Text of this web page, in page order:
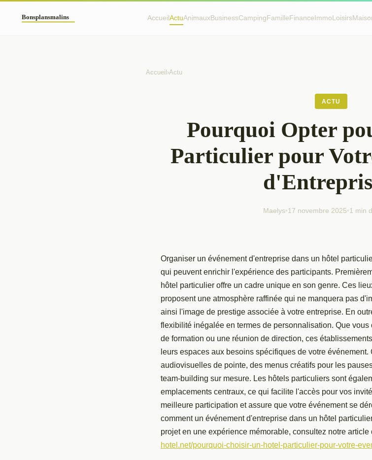
AccueilActuAnimauxBusinessCampingFamilleFinanceImmoLoisirs
Accueil ›Actu
ACTU
Pourquoi Opter
Particulier pour
Maelys•17 novembre 2025•1 min
Organiser un événement d'entreprise dans un hôtel
qui peuvent enrichir l'expérience des participants.
hôtel particulier offre un cadre unique en son genre. Ces
proposent une atmosphère raffinée qui ne manquera pas
ainsi l'image de prestige associée à votre entreprise. En
flexibilité inégalée en termes de personnalisation. Que
de formation ou une réunion de direction, ces
leurs espaces aux besoins spécifiques de votre
audiovisuelles de pointe, des menus créatifs pour les
team-building sur mesure. Les hôtels particuliers sont
emplacements centraux, ce qui facilite l'accès pour vos
meilleure participation et assure que votre événement se
comment un événement d'entreprise dans un hôtel
projet en une expérience mémorable, consultez notre article
hotel.net/pourquoi-choisir-un-hotel-particulier-pour-votre-